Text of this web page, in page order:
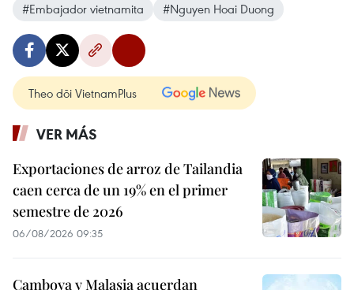
#Embajador vietnamita
#Nguyen Hoai Duong
Theo dõi VietnamPlus
VER MÁS
Exportaciones de arroz de Tailandia
caen cerca de un 19% en el primer
semestre de 2026
06/08/2026 09:35
Camboya y Malasia acuerdan